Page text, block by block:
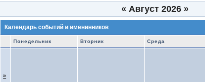
« Август 2026 »
Календарь событий и именинников
Понедельник Вторник Среда
»